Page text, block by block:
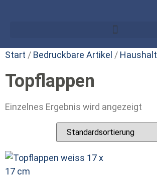
Start / Bedruckbare Artikel / Haushalt
Topflappen
Einzelnes Ergebnis wird angezeigt